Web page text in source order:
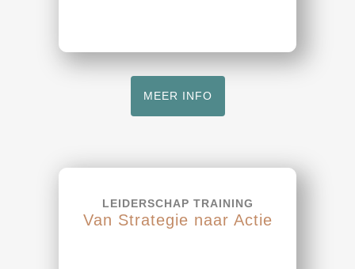
MEER INFO
LEIDERSCHAP TRAINING
Van Strategie naar Actie